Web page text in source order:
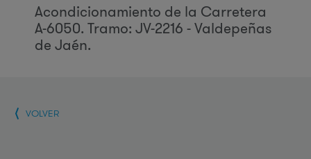
Acondicionamiento de la Carretera
A-6050. Tramo: JV-2216 - Valdepeñas
de Jaén.
VOLVER